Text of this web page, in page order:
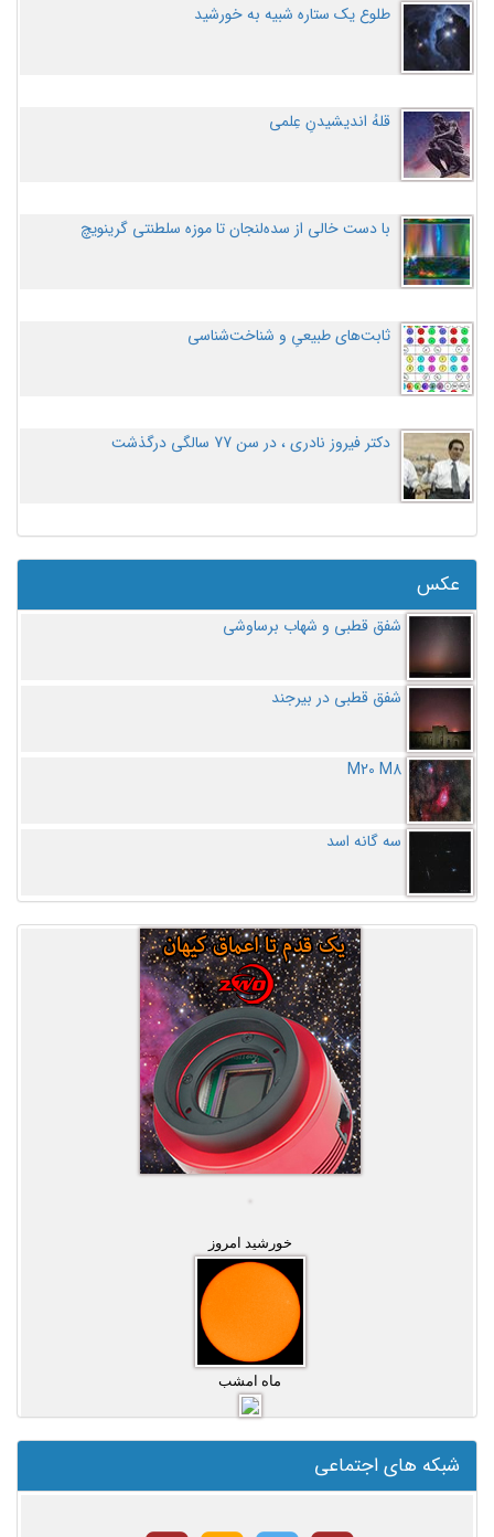
طلوع یک ستاره شبیه به خورشید
قلهُ اندیشیدنِ عِلمی
با دست خالی از سده‌لنجان تا موزه سلطنتی گرینویچ
ثابت‌های طبیعیِ و شناخت‌شناسی
دکتر فیروز نادری ، در سن 77 سالگی درگذشت
عکس
شفق قطبی و شهاب برساوشی
شفق قطبی در بیرجند
M20 M8
سه گانه اسد
خورشید امروز
ماه امشب
شبکه های اجتماعی